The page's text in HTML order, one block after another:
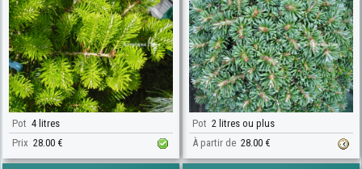
Pot 4 litres
Prix 28.00 €
Pot 2 litres ou plus
À partir de 28.00 €